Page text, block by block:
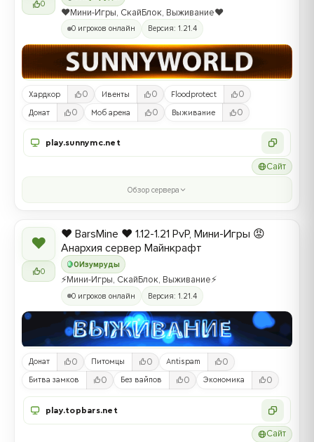
0
❤️Мини-Игры, СкайБлок, Выживание❤️
0 игроков онлайн Версия: 1.21.4
Хардкор 0 Ивенты 0 Floodprotect 0
Донат 0 Моб арена 0 Выживание 0
play.sunnymc.net
Сайт
Обзор сервера
❤
0
0Изумруды
❤️ BarsMine ❤️ 1.12-1.21 PvP, Мини-Игры 😡
Анархия сервер Майнкрафт
⚡Мини-Игры, СкайБлок, Выживание⚡
0 игроков онлайн Версия: 1.21.4
Донат 0 Питомцы 0 Antispam 0
Битва замков 0 Без вайпов 0 Экономика 0
play.topbars.net
Сайт